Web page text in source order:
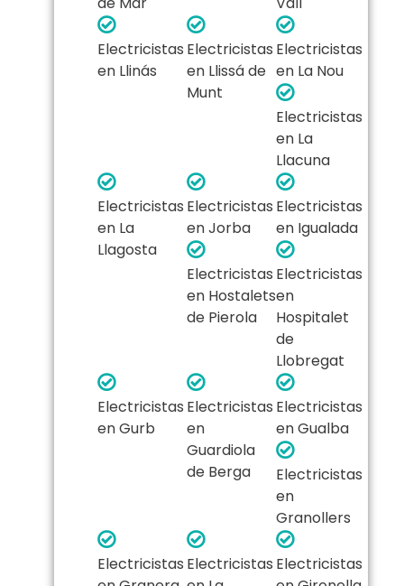
Electricistas
en Llinás
Electricistas
en Llissá de
Munt
Electricistas
en La Nou
Electricistas
en La
Llacuna
Electricistas
en La
Llagosta
Electricistas
en Jorba
Electricistas
en Igualada
Electricistas
en Hostalets
de Pierola
Electricistas
en
Hospitalet
de
Llobregat
Electricistas
en Gurb
Electricistas
en
Guardiola
de Berga
Electricistas
en Gualba
Electricistas
en
Granollers
Electricistas Electricistas Electricistas